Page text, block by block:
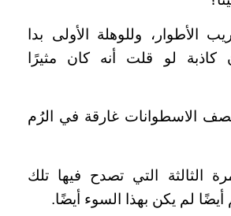
الأطوار، وللوهلة الأولى بدا
كاذبة لو قلت أنه كان مثيرًا
الاسطوانات غارقة في الرُم
الثالثة التي تصدح فيها تلك
أيضًا لم يكن بهذا السوء أيضًا.